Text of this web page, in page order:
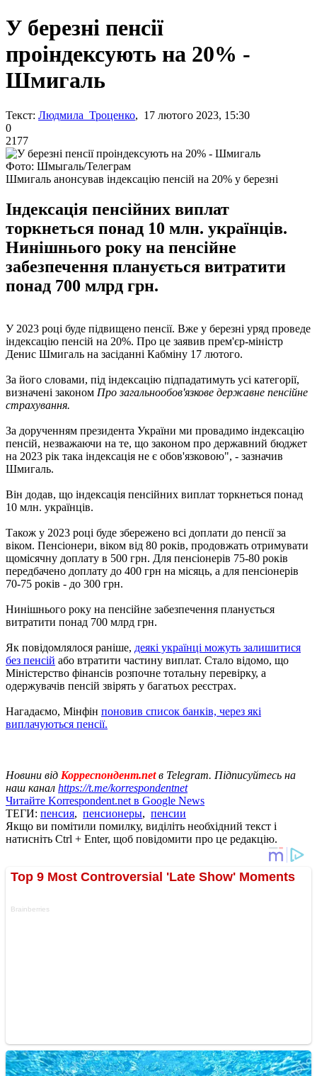
У березні пенсії
проіндексують на 20% -
Шмигаль
Текст: Людмила Троценко, 17 лютого 2023, 15:30
0
2177
Фото: Шмыгаль/Телеграм
Шмигаль анонсував індексацію пенсій на 20% у березні
Індексація пенсійних виплат
торкнеться понад 10 млн. українців.
Нинішнього року на пенсійне
забезпечення планується витратити
понад 700 млрд грн.
У 2023 році буде підвищено пенсії. Вже у березні уряд проведе
індексацію пенсій на 20%. Про це заявив прем'єр-міністр
Денис Шмигаль на засіданні Кабміну 17 лютого.
За його словами, під індексацію підпадатимуть усі категорії,
визначені законом Про загальнообов'язкове державне пенсійне
страхування.
За дорученням президента України ми провадимо індексацію
пенсій, незважаючи на те, що законом про державний бюджет
на 2023 рік така індексація не є обов'язковою", - зазначив
Шмигаль.
Він додав, що індексація пенсійних виплат торкнеться понад
10 млн. українців.
Також у 2023 році буде збережено всі доплати до пенсії за
віком. Пенсіонери, віком від 80 років, продовжать отримувати
щомісячну доплату в 500 грн. Для пенсіонерів 75-80 років
передбачено доплату до 400 грн на місяць, а для пенсіонерів
70-75 років - до 300 грн.
Нинішнього року на пенсійне забезпечення планується
витратити понад 700 млрд грн.
Як повідомлялося раніше, деякі українці можуть залишитися
без пенсій або втратити частину виплат. Стало відомо, що
Міністерство фінансів розпочне тотальну перевірку, а
одержувачів пенсій звірять у багатьох реєстрах.
Нагадаємо, Мінфін поновив список банків, через які
виплачуються пенсії.
Новини від Корреспондент.netв Telegram. Підписуйтесь на
наш канал https://t.me/korrespondentnet
Читайте Korrespondent.net в Google News
ТЕГИ: пенсия, пенсионеры, пенсии
Якщо ви помітили помилку, виділіть необхідний текст і
натисніть Ctrl + Enter, щоб повідомити про це редакцію.